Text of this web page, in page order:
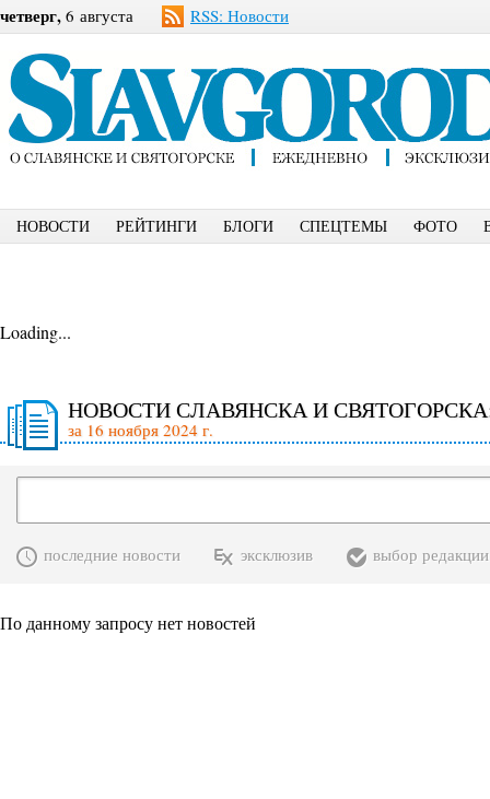
четверг, 6 августа RSS: Новости
НОВОСТИ РЕЙТИНГИ БЛОГИ СПЕЦТЕМЫ ФОТО
Loading...
НОВОСТИ СЛАВЯНСКА И
за 16 ноября 2024 г.
последние новости эксклюзив выбор редакции
По данному запросу нет новостей